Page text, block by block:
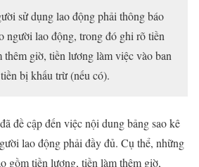
sử dụng lao động phải thông báo
người lao động, trong đó ghi rõ tiền
giờ, tiền lương làm việc vào ban
bị khấu trừ (nếu có).
đề cập đến việc nội dung bảng sao kê
lao động phải đầy đủ. Cụ thể, những
gồm tiền lương, tiền làm thêm giờ,